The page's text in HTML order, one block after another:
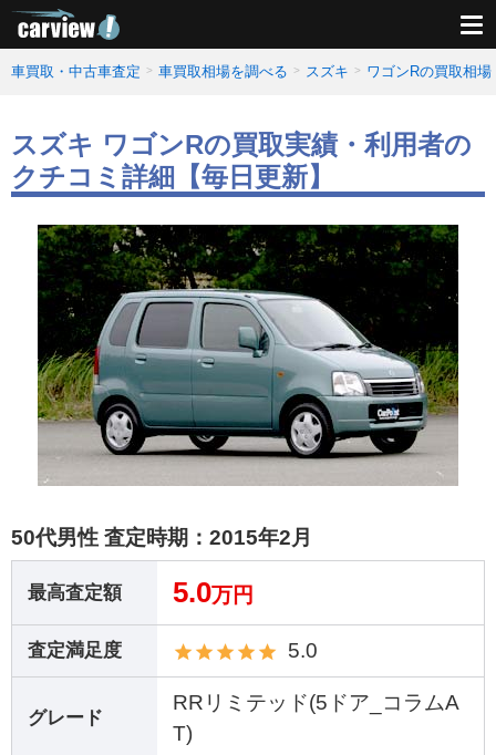
車買取・中古車査定 車買取相場を調べる スズキ ワゴンRの買取相
スズキ ワゴンRの買取実績・利用者の
クチコミ詳細【毎日更新】
50代男性 査定時期： 2015年2月
最高査定額 5.0万円
査定満足度 5.0
グレード
RRリミテッド(5ドア_コラムA
T)